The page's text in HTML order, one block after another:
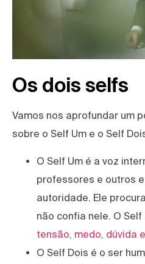
Os dois selfs
Vamos nos aprofundar um
sobre o Self Um e o Self
O Self Um é a voz
professores e outros
autoridade. Ele
não confia nele. O
tensão, medo, dúvida
O Self Dois é o ser